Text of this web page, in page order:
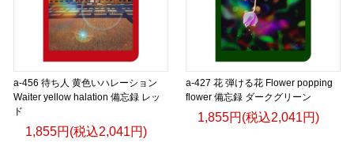
a-456 待ち人 黄色いハレーション
Waiter yellow halation 備忘録 レッ
ド
1,855円(税込2,041円)
a-427 花 弾ける花 Flower popping
flower 備忘録 ダークグリーン
1,855円(税込2,041円)